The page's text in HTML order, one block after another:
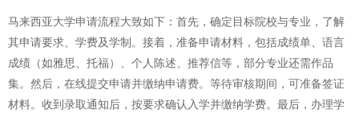
马来西亚大学申请流程大致如下：首先，确定目标院校与专业，了解
其申请要求、学费及学制。接着，准备申请材料，包括成绩单、语言
成绩（如雅思、托福）、个人陈述、推荐信等，部分专业还需作品
集。然后，在线提交申请并缴纳申请费。等待审核期间，可准备签证
材料。收到录取通知后，按要求确认入学并缴纳学费。最后，办理学